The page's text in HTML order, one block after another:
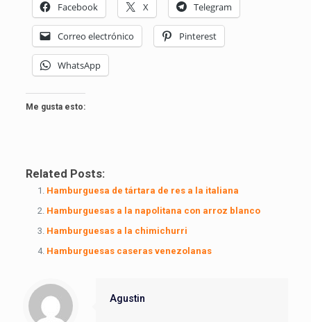
Facebook X Telegram
Correo electrónico Pinterest
WhatsApp
Me gusta esto:
Related Posts:
Hamburguesa de tártara de res a la italiana
Hamburguesas a la napolitana con arroz blanco
Hamburguesas a la chimichurri
Hamburguesas caseras venezolanas
Agustin